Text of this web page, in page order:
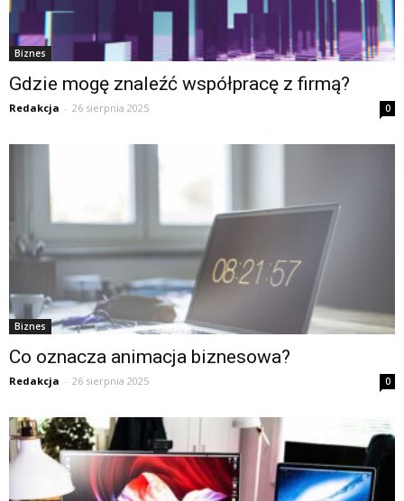
Biznes
Gdzie mogę znaleźć współpracę z firmą?
Redakcja - 26 sierpnia 2025 0
Biznes
Co oznacza animacja biznesowa?
Redakcja - 26 sierpnia 2025 0